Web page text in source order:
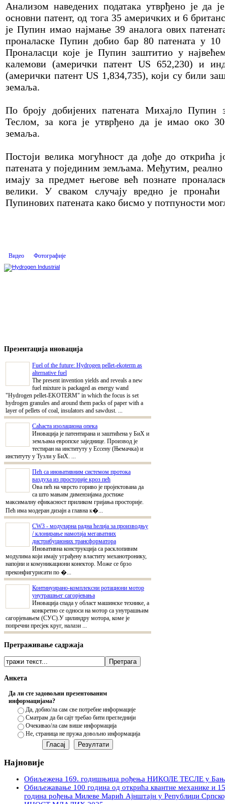
Анализом наведених података утврђено је
основни патент, од тога 35 америчких и 6
је Пупин имао најмање 39 аналога ових
проналаске Пупин добио бар 80 патената у 10
Проналасци које је Пупин заштитио у
калемови (амерички патент US 652,230) и
(амерички патент US 1,834,735), који су били
земаља.
По броју добијених патената Михајло Пупин
Теслом, за кога је утврђено да је имао око
земаља.
Постоји велика могућност да дође до открића
патената у појединим земљама. Међутим, реално
имају за предмет његове већ познате
велики. У сваком случају вредно је
Пупинових патената како бисмо у потпуности
Видео Фотографије
Презентација иновација
Fuel of the future: Hydrogen pellet-ekoterm as
alternative fuel
The present invention yields and reveals a new
fuel mixture is packaged as energy wand
"Hydrogen pellet-EKOTERM" in which the focus is set
hydrogen granules and around them packs of paper with a
layer of pellets of coal, insulators and sawdust. ...
Саћаста изолациона опека
Иновација је патентирана и заштићена у БиХ и
земљама европске заједнице. Производ је
тестиран на институту у Ессену (Њемачка) и
институту у Тузли у БиХ. ...
Пећ са иновативним системом протока
ваздуха из просторије кроз пећ
Ова пећ на чврсто гориво је пројектована да
са што мањим димензијама достиже
максималну ефикасност приликом гријања просторије.
Пећ има модеран дизајн а главна к�...
CW3 - модуларна радна ћелија за производњу
/ клонирање намотаја мегаватних
дистрибуционих трансформатора
Иновативна конструкција са расклопивим
модулима који имају уграђену властиту механотронику,
напојни и комуникациони конектор. Може се брзо
преконфигурисати по �...
Континуирано-комплексни ротациони мотор
унутрашњег сагорјевања
Иновација спада у област машинске технике, а
конкретно се односи на мотор са унутрашњим
сагорјевањем (СУС).У цилиндру мотора, коме је
попречни пресјек круг, налази ...
Претраживање садржаја
Анкета
Да ли сте задовољни презентованим
информацијама?
Да, добио/ла сам све потребне информације
Сматрам да би сајт требао бити прегледнији
Очекивао/ла сам више информација
Не, страница не пружа довољно информација
Најновије
Обиљежена 169. годишњица рођења НИКОЛЕ ТЕСЛЕ у
Обиљежавање 100 година од открића квантне механике и
година рођења Милеве Марић Ајнштајн у Републици